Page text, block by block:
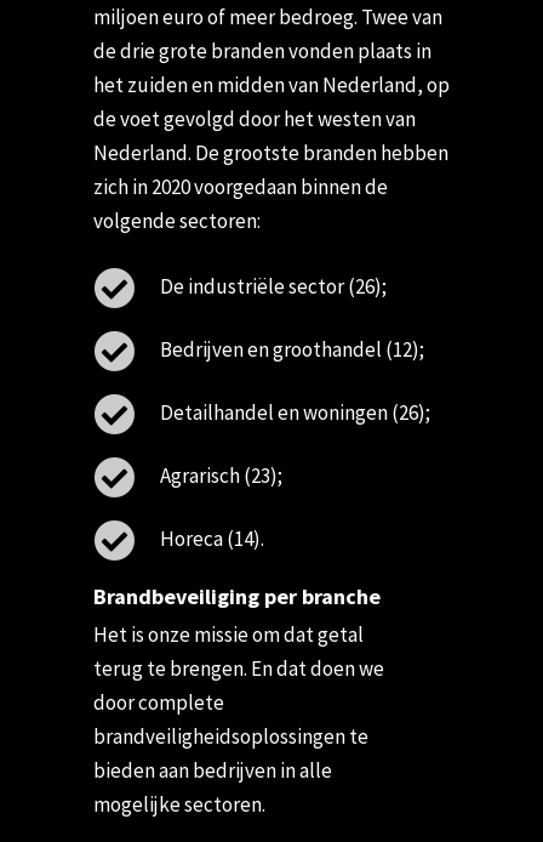
miljoen euro of meer bedroeg. Twee van
de drie grote branden vonden plaats in
het zuiden en midden van Nederland, op
de voet gevolgd door het westen van
Nederland. De grootste branden hebben
zich in 2020 voorgedaan binnen de
volgende sectoren:
De industriële sector (26);
Bedrijven en groothandel (12);
Detailhandel en woningen (26);
Agrarisch (23);
Horeca (14).
Brandbeveiliging per branche
Het is onze missie om dat getal
terug te brengen. En dat doen we
door complete
brandveiligheidsoplossingen te
bieden aan bedrijven in alle
mogelijke sectoren.